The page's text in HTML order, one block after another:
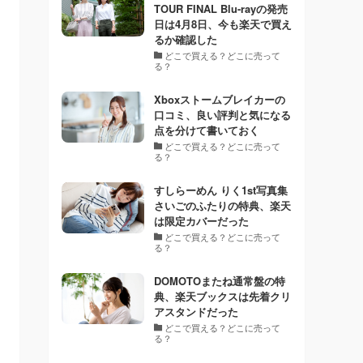
TOUR FINAL Blu-rayの発売
日は4月8日、今も楽天で買え
るか確認した
どこで買える？どこに売って
る？
Xboxストームブレイカーの
口コミ、良い評判と気になる
点を分けて書いておく
どこで買える？どこに売って
る？
すしらーめん りく1st写真集
さいごのふたりの特典、楽天
は限定カバーだった
どこで買える？どこに売って
る？
DOMOTOまたね通常盤の特
典、楽天ブックスは先着クリ
アスタンドだった
どこで買える？どこに売って
る？